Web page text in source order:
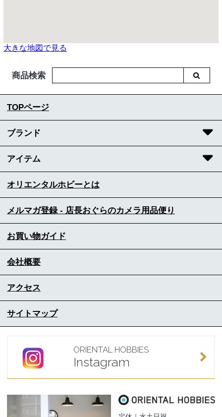
大きな地図で見る
商品検索
TOPページ
ブランド
アイテム
オリエンタルホビーとは
メルマガ登録 - 店長おぐらのカメラ用品便り
お買い物ガイド
会社概要
アクセス
サイトマップ
ORIENTAL HOBBIES
Instagram